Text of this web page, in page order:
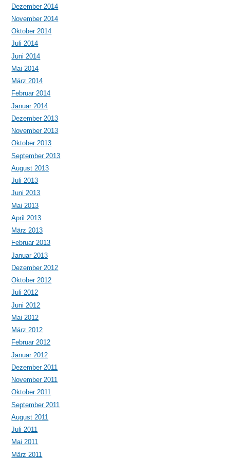
Dezember 2014
November 2014
Oktober 2014
Juli 2014
Juni 2014
Mai 2014
März 2014
Februar 2014
Januar 2014
Dezember 2013
November 2013
Oktober 2013
September 2013
August 2013
Juli 2013
Juni 2013
Mai 2013
April 2013
März 2013
Februar 2013
Januar 2013
Dezember 2012
Oktober 2012
Juli 2012
Juni 2012
Mai 2012
März 2012
Februar 2012
Januar 2012
Dezember 2011
November 2011
Oktober 2011
September 2011
August 2011
Juli 2011
Mai 2011
März 2011